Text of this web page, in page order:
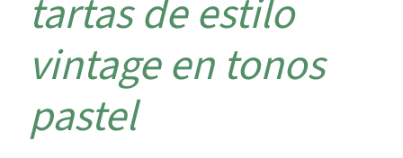
tartas de estilo
vintage en tonos
pastel